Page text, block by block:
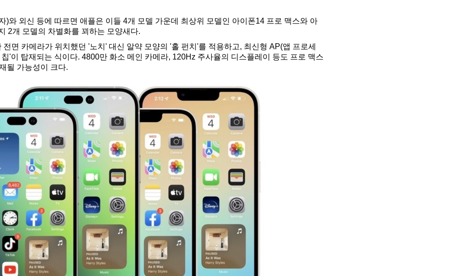
)와 외신 등에 따르면 애플은 이들 4개 모델 가운데 최상위 모델인 아이폰14 프로 맥스와 아
2개 모델의 차별화를 꾀하는 모양새다.
전면 카메라가 위치했던 '노치' 대신 알약 모양의 '홀 펀치'를 적용하고, 최신형 AP(앱 프로세
'이 탑재되는 식이다. 4800만 화소 메인 카메라, 120Hz 주사율의 디스플레이 등도 프로 맥스
될 가능성이 크다.